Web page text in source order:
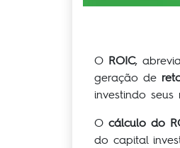
O ROIC,
geração de
investindo
O cálculo do
do capital